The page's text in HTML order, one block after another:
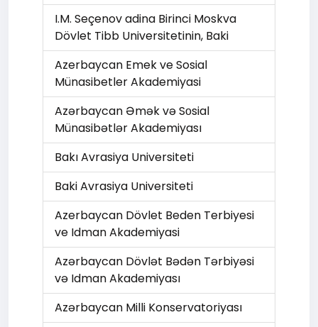
I.M. Seçenov adina Birinci Moskva
Dövlet Tibb Universitetinin, Baki
Azerbaycan Emek ve Sosial
Münasibetler Akademiyasi
Azərbaycan Əmək və Sоsial
Münasibətlər Akademiyası
Bakı Avrasiya Universiteti
Baki Avrasiya Universiteti
Azerbaycan Dövlet Beden Terbiyesi
ve Idman Akademiyasi
Azərbaycan Dövlət Bədən Tərbiyəsi
və Idman Akademiyası
Azərbaycan Milli Konservatoriyası